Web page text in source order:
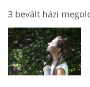
3 bevált házi